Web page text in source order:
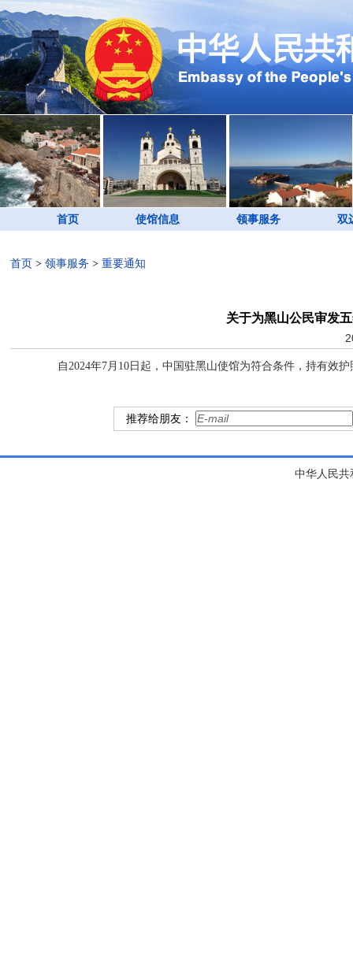
首页 使馆信息 领事服务 双
首页 > 领事服务 > 重要通知
关于为黑山公民审发
自2024年7月10日起，中国驻黑山使馆为符合条件，持有效
推荐给朋友：
中华人民共